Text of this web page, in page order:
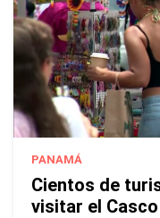
PANAMÁ
Cientos de
visitar el